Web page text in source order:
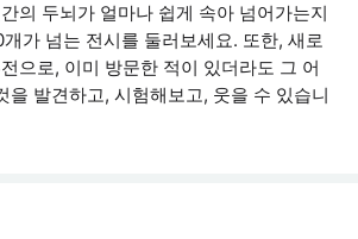
의 두뇌가 얼마나 쉽게 속아 넘어가는지
가 넘는 전시를 둘러보세요. 또한, 새로
으로, 이미 방문한 적이 있더라도 그 어
을 발견하고, 시험해보고, 웃을 수 있습니